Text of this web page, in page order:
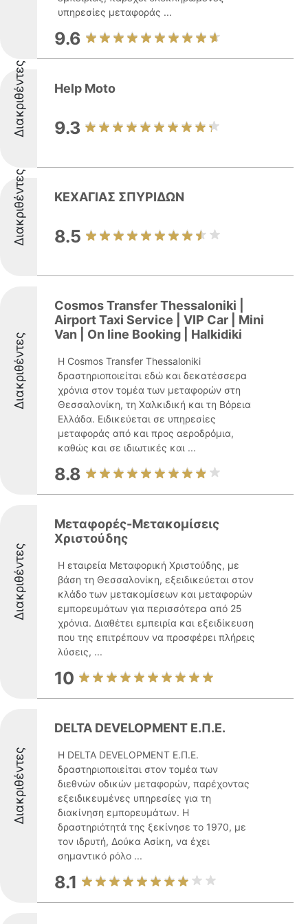
υπηρεσίες μεταφοράς ...
9.6
Διακριθέντες Help Moto
9.3
Διακριθέντες ΚΕΧΑΓΙΑΣ ΣΠΥΡΙΔΩΝ
8.5
Διακριθέντες
Cosmos Transfer Thessaloniki |
Airport Taxi Service | VIP Car | Mini
Van | On line Booking | Halkidiki
Η Cosmos Transfer Thessaloniki
δραστηριοποιείται εδώ και δεκατέσσερα
χρόνια στον τομέα των μεταφορών στη
Θεσσαλονίκη, τη Χαλκιδική και τη Βόρεια
Ελλάδα. Ειδικεύεται σε υπηρεσίες
μεταφοράς από και προς αεροδρόμια,
καθώς και σε ιδιωτικές και ...
8.8
Διακριθέντες
Μεταφορές-Μετακομίσεις
Χριστούδης
Η εταιρεία Μεταφορική Χριστούδης, με
βάση τη Θεσσαλονίκη, εξειδικεύεται στον
κλάδο των μετακομίσεων και μεταφορών
εμπορευμάτων για περισσότερα από 25
χρόνια. Διαθέτει εμπειρία και εξειδίκευση
που της επιτρέπουν να προσφέρει πλήρεις
λύσεις, ...
10
Διακριθέντες
DELTA DEVELOPMENT Ε.Π.Ε.
Η DELTA DEVELOPMENT Ε.Π.Ε.
δραστηριοποιείται στον τομέα των
διεθνών οδικών μεταφορών, παρέχοντας
εξειδικευμένες υπηρεσίες για τη
διακίνηση εμπορευμάτων. Η
δραστηριότητά της ξεκίνησε το 1970, με
τον ιδρυτή, Δούκα Ασίκη, να έχει
σημαντικό ρόλο ...
8.1